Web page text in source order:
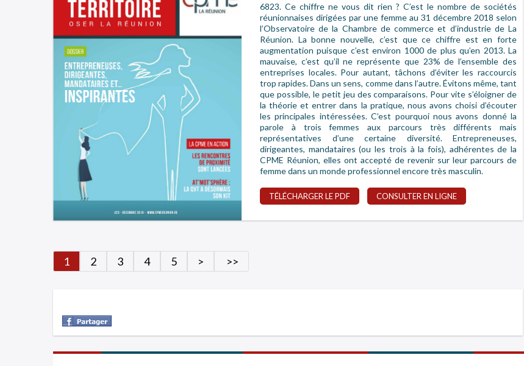
6823. Ce chiffre ne vous dit rien ? C’est le nombre de sociétés
réunionnaises dirigées par une femme au 31 décembre 2018 selon
l’Observatoire de la Chambre de commerce et d’industrie de La
Réunion. La bonne nouvelle, c’est que ce chiffre est en forte
augmentation puisque c’est environ 1000 de plus qu’en 2013. La
mauvaise, c’est qu’il ne représente que 23% de l’ensemble des
entreprises locales. Pour autant, tâchons d’éviter les raccourcis
trop rapides. Dans un sens, comme dans l’autre. Évitons même, tant
que possible, le petit jeu des comparaisons. Pour vite s’éloigner de
la théorie et entrer dans la pratique, nous avons choisi d’écouter
les principales intéressées. C’est pourquoi nous avons donné la
parole à trois femmes aux parcours très différents mais
représentatives d’une certaine diversité. Entrepreneuses,
dirigeantes, mandataires (ou les trois à la fois), adhérentes de la
CPME Réunion, elles ont accepté de revenir sur leur parcours de
femme dans un monde professionnel encore très masculin.
TÉLÉCHARGER LE PDF CONSULTER EN LIGNE
1 2 3 4 5 > >>